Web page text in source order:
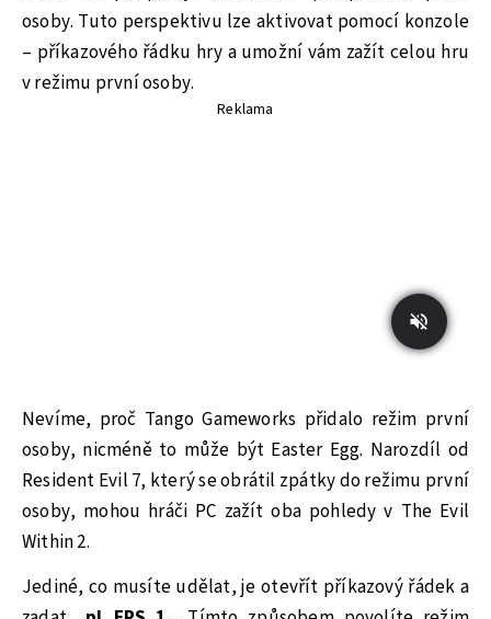
osoby. Tuto perspektivu lze aktivovat pomocí konzole
– příkazového řádku hry a umožní vám zažít celou hru
v režimu první osoby.
Reklama
Nevíme, proč Tango Gameworks přidalo režim první
osoby, nicméně to může být Easter Egg. Narozdíl od
Resident Evil 7, který se obrátil zpátky do režimu první
osoby, mohou hráči PC zažít oba pohledy v The Evil
Within 2.
Jediné, co musíte udělat, je otevřít příkazový řádek a